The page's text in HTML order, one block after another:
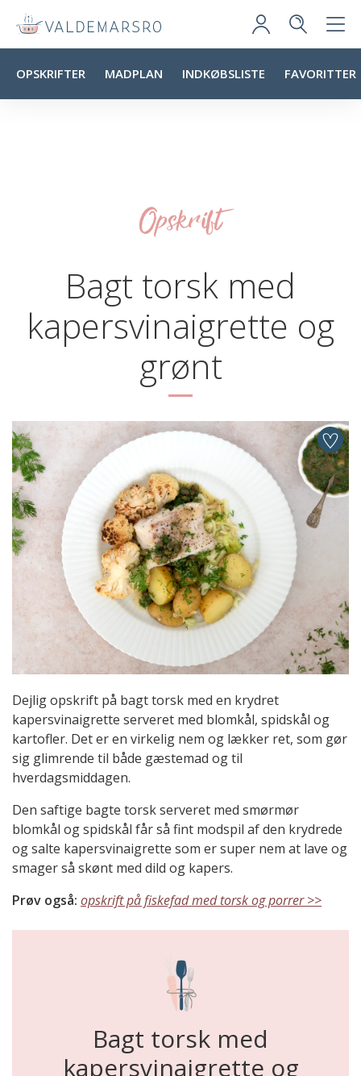
OPSKRIFTER MADPLAN INDKØBSLISTE FAVORITTER
Opskrift
Bagt torsk med
kapersvinaigrette og
grønt
Dejlig opskrift på bagt torsk med en krydret
kapersvinaigrette serveret med blomkål, spidskål og
kartofler. Det er en virkelig nem og lækker ret, som gør
sig glimrende til både gæstemad og til
hverdagsmiddagen.
Den saftige bagte torsk serveret med smørmør
blomkål og spidskål får så fint modspil af den krydrede
og salte kapersvinaigrette som er super nem at lave og
smager så skønt med dild og kapers.
Prøv også: opskrift på fiskefad med torsk og porrer >>
Bagt torsk med
kapersvinaigrette og